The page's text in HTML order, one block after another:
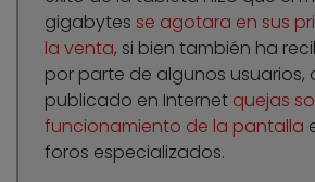
gigabytes se agotara en sus
la venta, si bien también ha
por parte de algunos usuarios,
publicado en Internet quejas
funcionamiento de la pantalla
foros especializados.